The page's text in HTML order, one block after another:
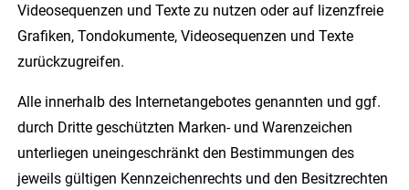
Videosequenzen und Texte zu nutzen oder auf lizenzfreie
Grafiken, Tondokumente, Videosequenzen und Texte
zurückzugreifen.
Alle innerhalb des Internetangebotes genannten und ggf.
durch Dritte geschützten Marken- und Warenzeichen
unterliegen uneingeschränkt den Bestimmungen des
jeweils gültigen Kennzeichenrechts und den Besitzrechten